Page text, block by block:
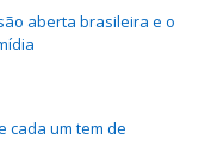
aberta brasileira e o
cada um tem de